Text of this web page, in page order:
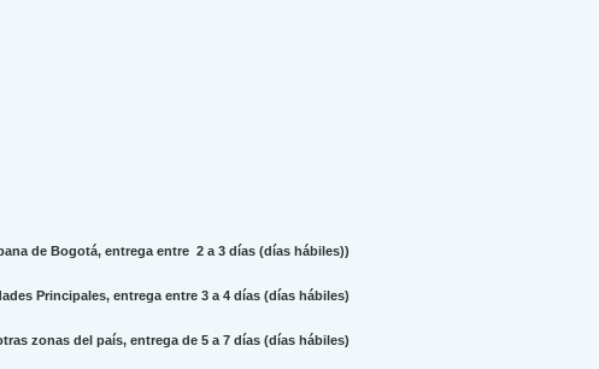
de Bogotá, entrega entre 2 a 3 días (días hábiles))
Principales, entrega entre 3 a 4 días (días hábiles)
zonas del país, entrega de 5 a 7 días (días hábiles)